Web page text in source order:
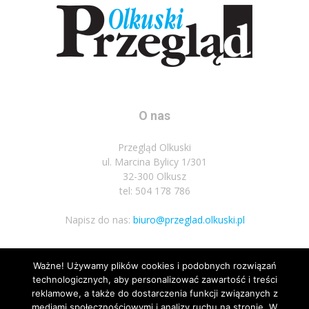
O nas
Przegląd Olkuski
ul. Marcina Bylicy 1/301
32-300 Olkusz
tel: 504 178 786
Napisz do nas: biuro@przeglad.olkuski.pl
Podążaj za nami
Ważne! Używamy plików cookies i podobnych rozwiązań
technologicznych, aby personalizować zawartość i treści
reklamowe, a także do dostarczenia funkcji związanych z